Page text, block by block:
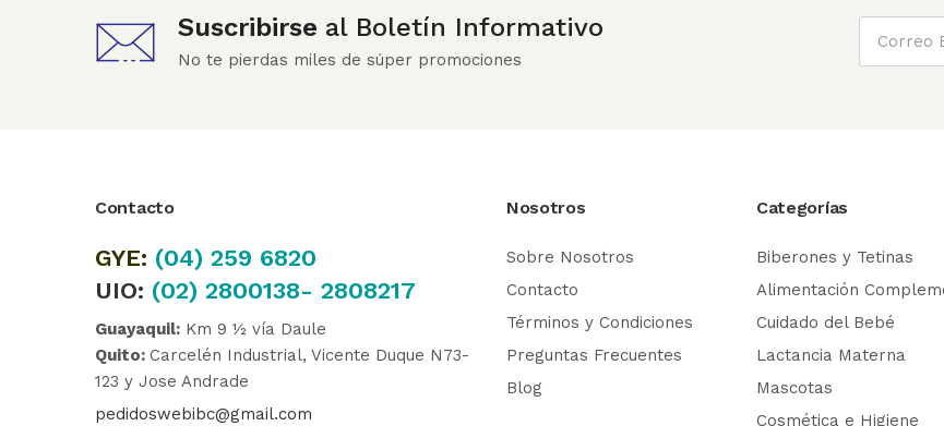
Suscribirse al Boletín Informativo
No te pierdas miles de súper promociones
Contacto
GYE: (04) 259 6820
UIO: (02) 2800138- 2808217
Guayaquil: Km 9 ½ vía Daule
Quito: Carcelén Industrial, Vicente Duque N73-
123 y Jose Andrade
pedidoswebibc@gmail.com
Nosotros
Sobre Nosotros
Contacto
Términos y Condiciones
Preguntas Frecuentes
Blog
Categorías
Biberones y Tetinas
Alimentación
Cuidado del Bebé
Lactancia Materna
Mascotas
Cosmética e Higiene